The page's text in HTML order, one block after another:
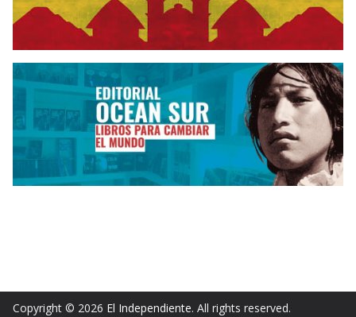
Copyright © 2026 El Independiente. All rights reserved.